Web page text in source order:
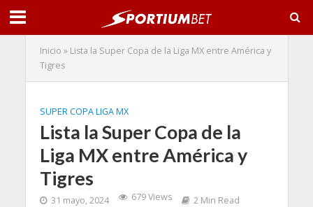
Inicio » Lista la Super Copa de la Liga MX entre América y
Tigres
SUPER COPA LIGA MX
Lista la Super Copa de la
Liga MX entre América y
Tigres
31 mayo, 2024 679 Views 2 Min Read